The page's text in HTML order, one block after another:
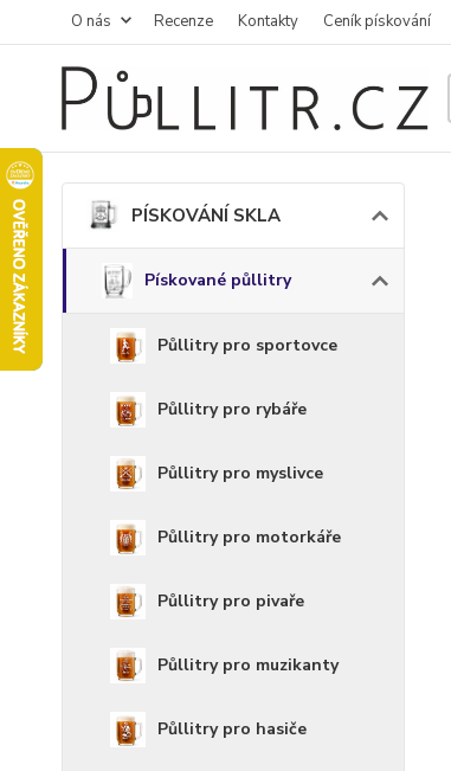
O nás Recenze Kontakty Ceník pískování
PÍSKOVÁNÍ SKLA
Pískované půllitry
Půllitry pro sportovce
Půllitry pro rybáře
Půllitry pro myslivce
Půllitry pro motorkáře
Půllitry pro pivaře
Půllitry pro muzikanty
Půllitry pro hasiče